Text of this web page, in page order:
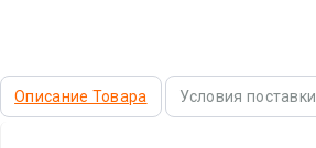
Описание Товара Условия поставки